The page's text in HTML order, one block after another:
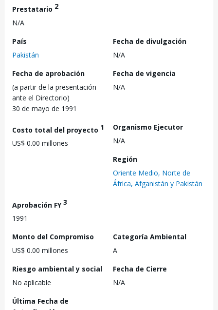
Prestatario 2
N/A
País
Pakistán
Fecha de divulgación
N/A
Fecha de aprobación
(a partir de la presentación
ante el Directorio)
30 de mayo de 1991
Fecha de vigencia
N/A
Costo total del proyecto 1
US$ 0.00 millones
Organismo Ejecutor
N/A
Región
Oriente Medio, Norte de
África, Afganistán y Pakistán
Aprobación FY3
1991
Monto del Compromiso
US$ 0.00 millones
Categoría Ambiental
A
Riesgo ambiental y social
No aplicable
Fecha de Cierre
N/A
Última Fecha de